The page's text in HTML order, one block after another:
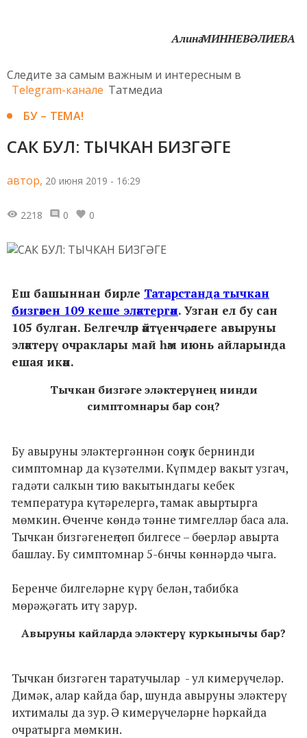
Алинә МИННЕВӘЛИЕВА
Следите за самым важным и интересным в
Telegram-канале Татмедиа
БУ – ТЕМА!
САК БУЛ: ТЫЧКАН БИЗГӘГЕ
автор, 20 июня 2019 - 16:29
2218 0 0
Еш башыннан бирле Татарстанда тычкан
бизгәген 109 кеше эләктергән. Узган ел бу сан
105 булган. Белгечләр әйтүенчә, әлеге авыруны
эләктерү очраклары май һәм июнь айларында
ешая икән.
Тычкан бизгәге эләктерүнең нинди
симптомнары бар соң?
Бу авыруны эләктергәннән соң ук бернинди
симптомнар да күзәтелми. Күпмдер вакыт узгач,
гадәти салкын тию вакытындагы кебек
температура күтәрелергә, тамак авыртырга
мөмкин. Өченче көндә тәнне тимгелләр баса ала.
Тычкан бизгәгенең төп билгесе – бөерләр авырта
башлау. Бу симптомнар 5-6нчы көннәрдә чыга.
Беренче билгеләрне күрү белән, табибка
мөрәҗәгать итү зарур.
Авыруны кайларда эләктерү куркынычы бар?
Тычкан бизгәген таратучылар - ул кимерүчеләр.
Димәк, алар кайда бар, шунда авыруны эләктерү
ихтималы да зур. Ә кимерүчеләрне һәркайда
очратырга мөмкин.